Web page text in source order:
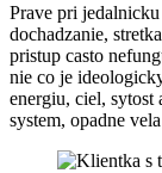
Prave pri
dochadzanie,
pristup casto
nie co je
energiu, ciel, sytost
system, opadne